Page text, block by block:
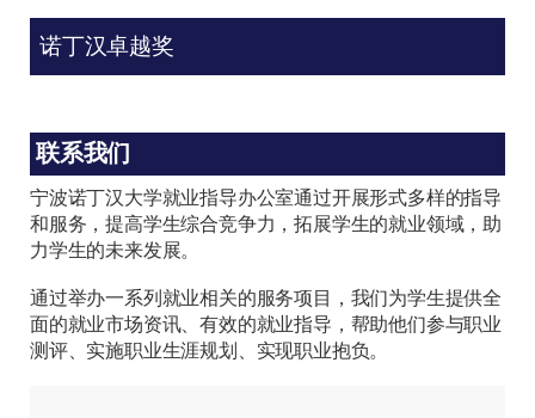
诺丁汉卓越奖
联系我们
宁波诺丁汉大学就业指导办公室通过开展形式多样的指导
和服务，提高学生综合竞争力，拓展学生的就业领域，助
力学生的未来发展。
通过举办一系列就业相关的服务项目，我们为学生提供全
面的就业市场资讯、有效的就业指导，帮助他们参与职业
测评、实施职业生涯规划、实现职业抱负。